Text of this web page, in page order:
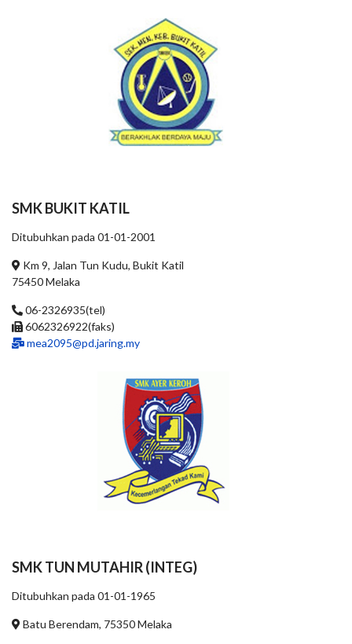
SMK BUKIT KATIL
Ditubuhkan pada 01-01-2001
Km 9, Jalan Tun Kudu, Bukit Katil
75450 Melaka
06-2326935(tel)
6062326922(faks)
mea2095@pd.jaring.my
SMK TUN MUTAHIR (INTEG)
Ditubuhkan pada 01-01-1965
Batu Berendam, 75350 Melaka